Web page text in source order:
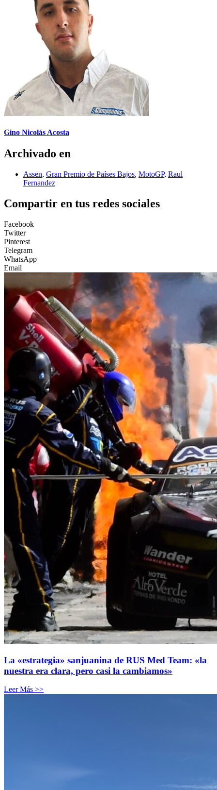
Gino Nicolás Acosta
Archivado en
Assen, Gran Premio de Países Bajos, MotoGP, Raul
Fernandez
Compartir en tus redes sociales
Facebook
Twitter
Pinterest
Telegram
WhatsApp
Email
La «estrategia» sanjuanina de RUS Med Team: «la
nuestra era clara, pero casi la cambiamos»
Leer Más >>